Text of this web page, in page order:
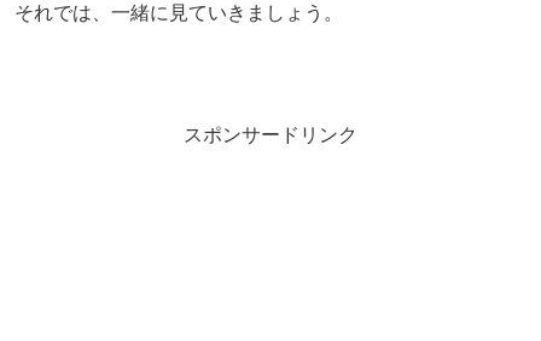
それでは、一緒に見ていきましょう。
スポンサードリンク